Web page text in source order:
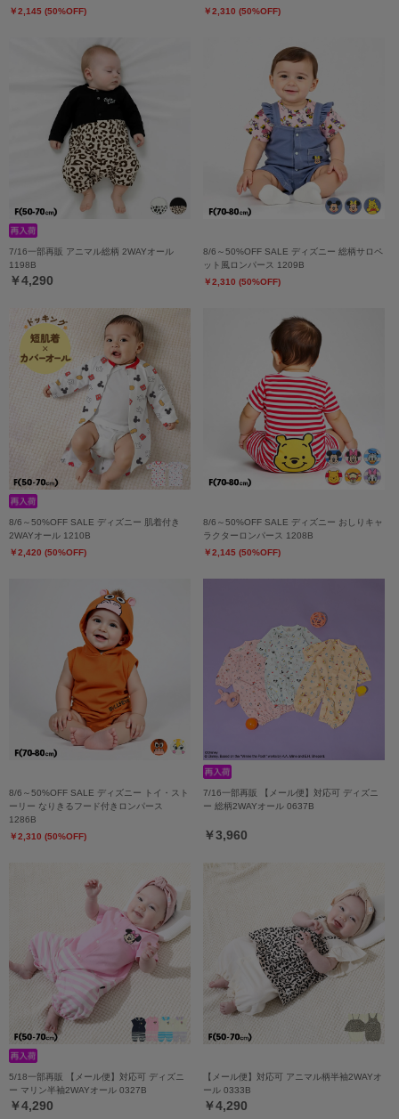
￥2,145 (50%OFF) ￥2,310 (50%OFF)
7/16一部再販 アニマル総柄 2WAYオール
1198B
￥4,290
8/6～50%OFF SALE ディズニー 総柄サロペ
ット風ロンパース 1209B
￥2,310 (50%OFF)
8/6～50%OFF SALE ディズニー 肌着付き
2WAYオール 1210B
￥2,420 (50%OFF)
8/6～50%OFF SALE ディズニー おしりキャ
ラクターロンパース 1208B
￥2,145 (50%OFF)
8/6～50%OFF SALE ディズニー トイ・スト
ーリー なりきるフード付きロンパース
1286B
￥2,310 (50%OFF)
7/16一部再販 【メール便】対応可 ディズニ
ー 総柄2WAYオール 0637B
￥3,960
5/18一部再販 【メール便】対応可 ディズニ
ー マリン半袖2WAYオール 0327B
￥4,290
【メール便】対応可 アニマル柄半袖2WAYオ
ール 0333B
￥4,290